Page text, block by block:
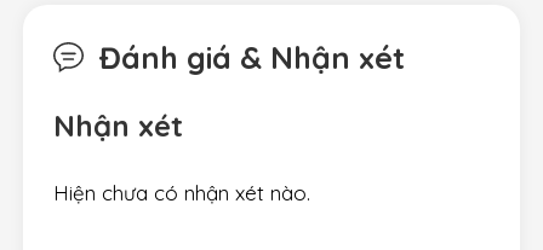
Đánh giá & Nhận xét
Nhận xét
Hiện chưa có nhận xét nào.